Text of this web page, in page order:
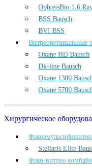
OphteisBio 1.6
BSS Bausch
BVI BSS
Витреоретинальные
Oxane HD Bausch
Dk-line Bausch
Oxane 1300
Oxane 5700
Хирургическое
Stellaris Elite
Фако-витрео